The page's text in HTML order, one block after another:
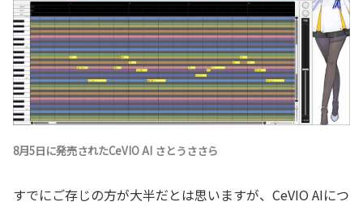
8月5日に発売されたCeVIO AI さとうささら
すでにご存じの方が大半だとは思いますが、CeVIO AIにつ